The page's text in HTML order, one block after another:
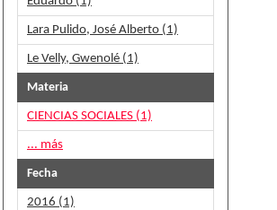
Lara Pulido, José Alberto (1)
Le Velly, Gwenolé (1)
Materia
CIENCIAS SOCIALES (1)
... más
Fecha
2016 (1)